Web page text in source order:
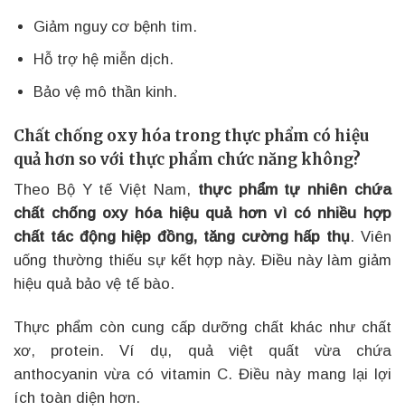
Giảm nguy cơ bệnh tim.
Hỗ trợ hệ miễn dịch.
Bảo vệ mô thần kinh.
Chất chống oxy hóa trong thực phẩm có hiệu
quả hơn so với thực phẩm chức năng không?
Theo Bộ Y tế Việt Nam, thực phẩm tự nhiên chứa
chất chống oxy hóa hiệu quả hơn vì có nhiều hợp
chất tác động hiệp đồng, tăng cường hấp thụ. Viên
uống thường thiếu sự kết hợp này. Điều này làm giảm
hiệu quả bảo vệ tế bào.
Thực phẩm còn cung cấp dưỡng chất khác như chất
xơ, protein. Ví dụ, quả việt quất vừa chứa
anthocyanin vừa có vitamin C. Điều này mang lại lợi
ích toàn diện hơn.